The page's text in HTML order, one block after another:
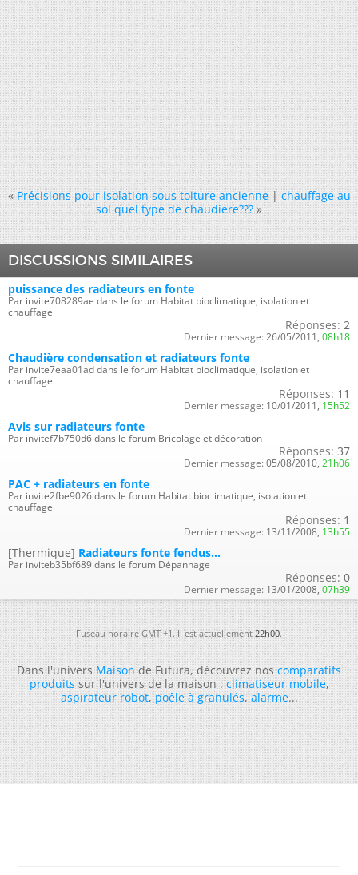
« Précisions pour isolation sous toiture ancienne|chauffage au
sol quel type de chaudiere??? »
DISCUSSIONS SIMILAIRES
puissance des radiateurs en fonte
Par invite708289ae dans le forum Habitat bioclimatique, isolation et
chauffage
Réponses: 2
Dernier message: 26/05/2011, 08h18
Chaudière condensation et radiateurs fonte
Par invite7eaa01ad dans le forum Habitat bioclimatique, isolation et
chauffage
Réponses: 11
Dernier message: 10/01/2011, 15h52
Avis sur radiateurs fonte
Par invitef7b750d6 dans le forum Bricolage et décoration
Réponses: 37
Dernier message: 05/08/2010, 21h06
PAC + radiateurs en fonte
Par invite2fbe9026 dans le forum Habitat bioclimatique, isolation et
chauffage
Réponses: 1
Dernier message: 13/11/2008, 13h55
[Thermique] Radiateurs fonte fendus...
Par inviteb35bf689 dans le forum Dépannage
Réponses: 0
Dernier message: 13/01/2008, 07h39
Fuseau horaire GMT +1. Il est actuellement22h00.
Dans l'universMaisonde Futura, découvrez noscomparatifs
produitssur l'univers de la maison :climatiseur mobile,
aspirateur robot,poêle à granulés,alarme...